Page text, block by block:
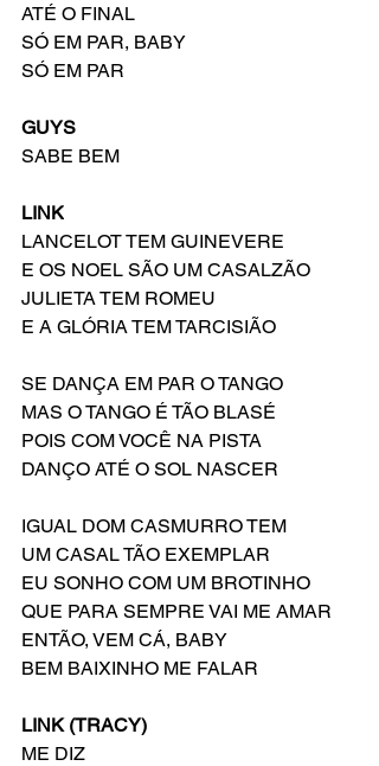
ATÉ O FINAL
SÓ EM PAR, BABY
SÓ EM PAR
GUYS
SABE BEM
LINK
LANCELOT TEM GUINEVERE
E OS NOEL SÃO UM CASALZÃO
JULIETA TEM ROMEU
E A GLÓRIA TEM TARCISIÃO
SE DANÇA EM PAR O TANGO
MAS O TANGO É TÃO BLASÉ
POIS COM VOCÊ NA PISTA
DANÇO ATÉ O SOL NASCER
IGUAL DOM CASMURRO TEM
UM CASAL TÃO EXEMPLAR
EU SONHO COM UM BROTINHO
QUE PARA SEMPRE VAI ME AMAR
ENTÃO, VEM CÁ, BABY
BEM BAIXINHO ME FALAR
LINK (TRACY)
ME DIZ